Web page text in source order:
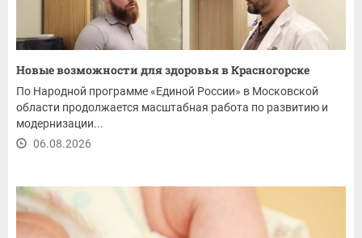
Новые возможности для здоровья в Красногорске
По Народной программе «Единой России» в Московской
области продолжается масштабная работа по развитию и
модернизации...
06.08.2026